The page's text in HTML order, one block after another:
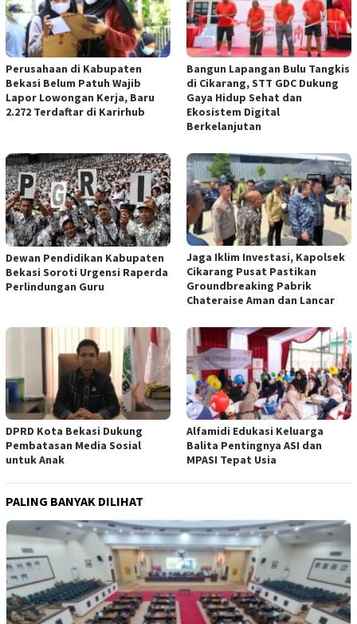
Perusahaan di Kabupaten
Bekasi Belum Patuh Wajib
Lapor Lowongan Kerja, Baru
2.272 Terdaftar di Karirhub
Bangun Lapangan Bulu Tangkis
di Cikarang, STT GDC Dukung
Gaya Hidup Sehat dan
Ekosistem Digital
Berkelanjutan
Dewan Pendidikan Kabupaten
Bekasi Soroti Urgensi Raperda
Perlindungan Guru
Jaga Iklim Investasi, Kapolsek
Cikarang Pusat Pastikan
Groundbreaking Pabrik
Chateraise Aman dan Lancar
DPRD Kota Bekasi Dukung
Pembatasan Media Sosial
untuk Anak
Alfamidi Edukasi Keluarga
Balita Pentingnya ASI dan
MPASI Tepat Usia
PALING BANYAK DILIHAT